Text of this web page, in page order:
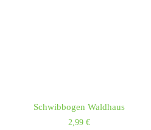
Schwibbogen Waldhaus
2,99 €